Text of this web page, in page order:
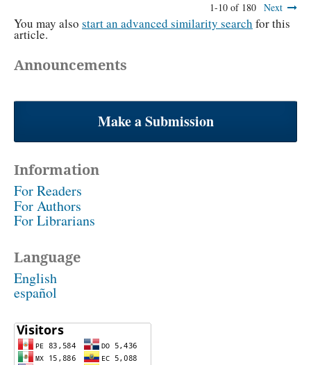
1-10 of 180 Next
You may also start an advanced similarity search for this
article.
Announcements
Make a Submission
Information
For Readers
For Authors
For Librarians
Language
English
español